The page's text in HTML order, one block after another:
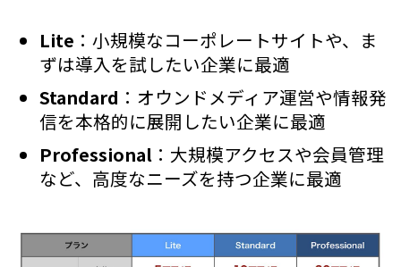
Lite ：小規模なコーポレートサイトや、ま
ずは導入を試したい企業に最適
Standard ：オウンドメディア運営や情報発
信を本格的に展開したい企業に最適
Professional ：大規模アクセスや会員管理
など、高度なニーズを持つ企業に最適